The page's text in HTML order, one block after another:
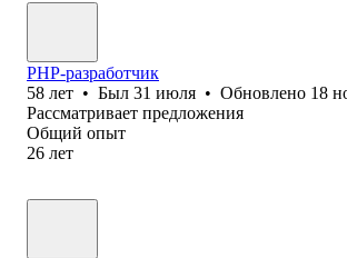
PHP-разработчик
58 лет • Был 31 июля • Обновлено 18
Рассматривает предложения
Общий опыт
26 лет